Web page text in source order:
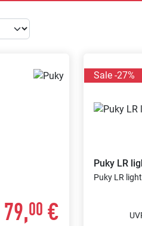
79,00 €
Sale -27%
Puky LR
Puky LR light